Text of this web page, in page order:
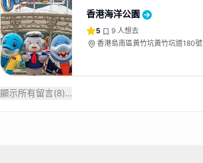
香港海洋公園
5 9 人想去
香港島南區黃竹坑黃竹坑道180號
顯示所有留言(8)...